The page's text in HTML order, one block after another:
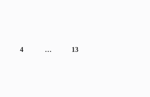
4 … 13